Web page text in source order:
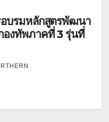
บรมหลักสูตรพัฒนา
องทัพภาคที่ 3 รุ่นที่